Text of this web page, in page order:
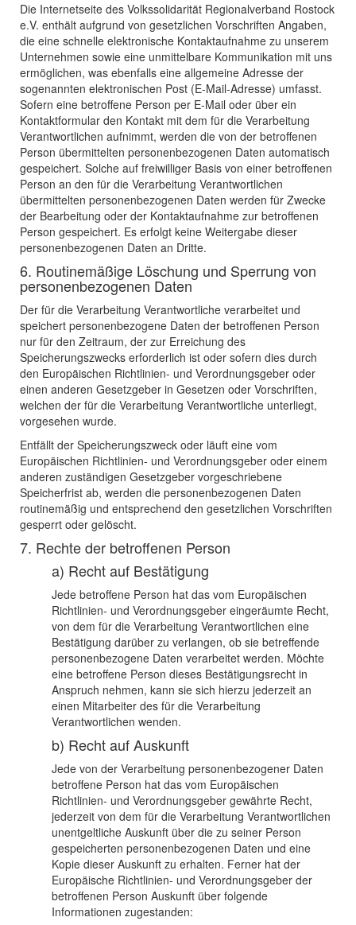
Die Internetseite des Volkssolidarität Regionalverband Rostock
e.V. enthält aufgrund von gesetzlichen Vorschriften Angaben,
die eine schnelle elektronische Kontaktaufnahme zu unserem
Unternehmen sowie eine unmittelbare Kommunikation mit uns
ermöglichen, was ebenfalls eine allgemeine Adresse der
sogenannten elektronischen Post (E-Mail-Adresse) umfasst.
Sofern eine betroffene Person per E-Mail oder über ein
Kontaktformular den Kontakt mit dem für die Verarbeitung
Verantwortlichen aufnimmt, werden die von der betroffenen
Person übermittelten personenbezogenen Daten automatisch
gespeichert. Solche auf freiwilliger Basis von einer betroffenen
Person an den für die Verarbeitung Verantwortlichen
übermittelten personenbezogenen Daten werden für Zwecke
der Bearbeitung oder der Kontaktaufnahme zur betroffenen
Person gespeichert. Es erfolgt keine Weitergabe dieser
personenbezogenen Daten an Dritte.
6. Routinemäßige Löschung und Sperrung von
personenbezogenen Daten
Der für die Verarbeitung Verantwortliche verarbeitet und
speichert personenbezogene Daten der betroffenen Person
nur für den Zeitraum, der zur Erreichung des
Speicherungszwecks erforderlich ist oder sofern dies durch
den Europäischen Richtlinien- und Verordnungsgeber oder
einen anderen Gesetzgeber in Gesetzen oder Vorschriften,
welchen der für die Verarbeitung Verantwortliche unterliegt,
vorgesehen wurde.
Entfällt der Speicherungszweck oder läuft eine vom
Europäischen Richtlinien- und Verordnungsgeber oder einem
anderen zuständigen Gesetzgeber vorgeschriebene
Speicherfrist ab, werden die personenbezogenen Daten
routinemäßig und entsprechend den gesetzlichen Vorschriften
gesperrt oder gelöscht.
7. Rechte der betroffenen Person
a) Recht auf Bestätigung
Jede betroffene Person hat das vom Europäischen
Richtlinien- und Verordnungsgeber eingeräumte Recht,
von dem für die Verarbeitung Verantwortlichen eine
Bestätigung darüber zu verlangen, ob sie betreffende
personenbezogene Daten verarbeitet werden. Möchte
eine betroffene Person dieses Bestätigungsrecht in
Anspruch nehmen, kann sie sich hierzu jederzeit an
einen Mitarbeiter des für die Verarbeitung
Verantwortlichen wenden.
b) Recht auf Auskunft
Jede von der Verarbeitung personenbezogener Daten
betroffene Person hat das vom Europäischen
Richtlinien- und Verordnungsgeber gewährte Recht,
jederzeit von dem für die Verarbeitung Verantwortlichen
unentgeltliche Auskunft über die zu seiner Person
gespeicherten personenbezogenen Daten und eine
Kopie dieser Auskunft zu erhalten. Ferner hat der
Europäische Richtlinien- und Verordnungsgeber der
betroffenen Person Auskunft über folgende
Informationen zugestanden: